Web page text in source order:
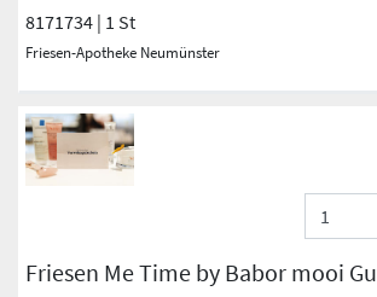
8171734 | 1 St
Friesen-Apotheke Neumünster
Friesen Me Time by Babor mooi